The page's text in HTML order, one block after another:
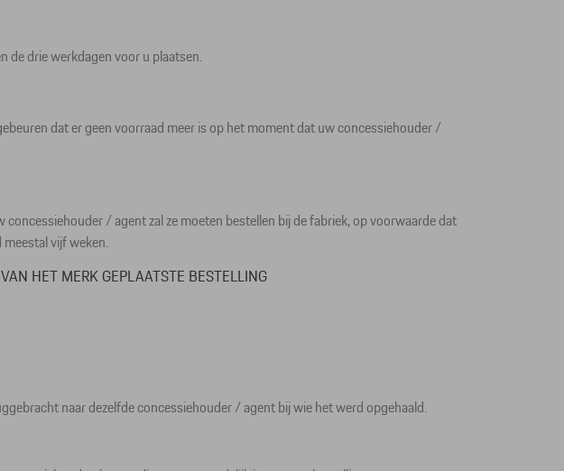
de drie werkdagen voor u plaatsen.
dat er geen voorraad meer is op het moment dat uw concessiehouder /
/ agent zal ze moeten bestellen bij de fabriek, op voorwaarde dat
vijf weken.
HET MERK GEPLAATSTE BESTELLING
naar dezelfde concessiehouder / agent bij wie het werd opgehaald.